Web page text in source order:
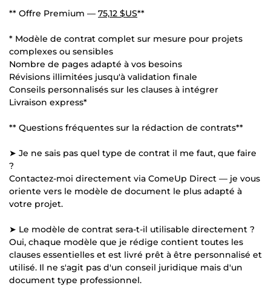
** Offre Premium — 75,12 $US**
* Modèle de contrat complet sur mesure pour projets
complexes ou sensibles
Nombre de pages adapté à vos besoins
Révisions illimitées jusqu'à validation finale
Conseils personnalisés sur les clauses à intégrer
Livraison express*
** Questions fréquentes sur la rédaction de contrats**
➤ Je ne sais pas quel type de contrat il me faut, que faire
?
Contactez-moi directement via ComeUp Direct — je vous
oriente vers le modèle de document le plus adapté à
votre projet.
➤ Le modèle de contrat sera-t-il utilisable directement ?
Oui, chaque modèle que je rédige contient toutes les
clauses essentielles et est livré prêt à être personnalisé et
utilisé. Il ne s'agit pas d'un conseil juridique mais d'un
document type professionnel.